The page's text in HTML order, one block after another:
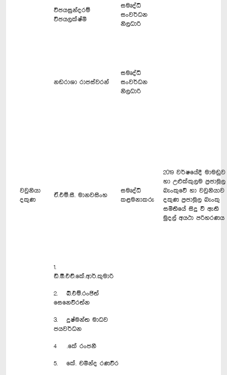
විජයසුන්දරම්
විජයලක්ෂ්මි
සමෘද්ධි
සංවර්ධන
නිලධාරි
නඩරාශා රාජස්වරන්
සමෘද්ධි
සංවර්ධන
නිලධාරි
වවුනියා
දකුණ
ඒ.එම්.සී. මානවසිංහ
සමෘද්ධි
කළමනාකරු
2019 වර්ෂයේදී මාමඩුව
හා උළුක්කුලම ප්‍රජාමූල
බැංකුවේ හා වවුනියාව
දකුණ ප්‍රජාමූල බැංකු
සමිතියේ සිදු වී ඇති
මුදල් අයථා පරිහරණය
1.
ඩී.ඕ.එච්.කේ.ආර්.කුමාරි
2. බී.එම්.රංජිත්
සෙනෙවිරත්න
3. දුෂ්මන්ත මාධව
ජයවර්ධන
4 .කේ රංජනී
5. කේ. චමින්ද රණවීර